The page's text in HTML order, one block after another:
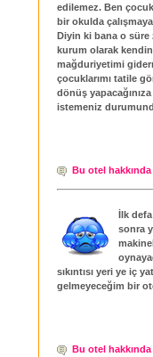
edilemez. Ben
bir okulda
Diyin ki bana o süre
kurum olarak
mağduriyetimi
çocuklarımı tatile
dönüş
istemeniz
Bu otel
İlk
sonra
sıkıntısı yeri ye iç
gelmeyeceğim bir
Bu otel